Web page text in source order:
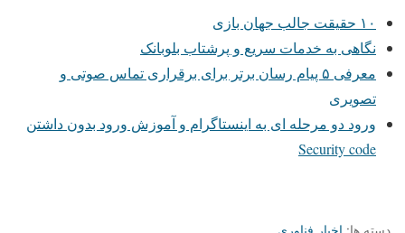
۱۰ حقیقت جالب جهان بازی
نگاهی به خدمات سریع و پرشتاب بلوبانک
معرفی ۵ پیام رسان برتر برای برقراری تماس صوتی و
تصویری
ورود دو مرحله ای به اینستاگرام و آموزش ورود بدون داشتن
Security code
دسته ها: اخبار فناوری